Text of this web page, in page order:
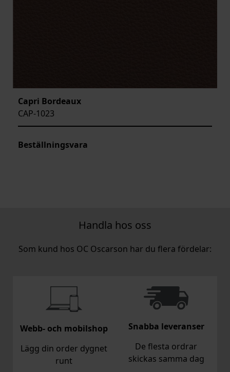
Capri Bordeaux
CAP-1023
Beställningsvara
Handla hos oss
Som kund hos OC Oscarson har du flera fördelar:
Webb- och mobilshop
Lägg din order dygnet
runt
Snabba leveranser
De flesta ordrar
skickas samma dag